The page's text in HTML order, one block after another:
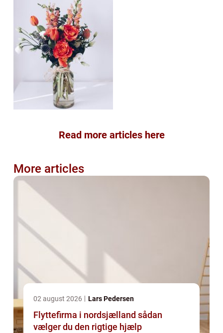
Read more articles here
More articles
02 august 2026 Lars Pedersen
Flyttefirma i nordsjælland sådan
vælger du den rigtige hjælp